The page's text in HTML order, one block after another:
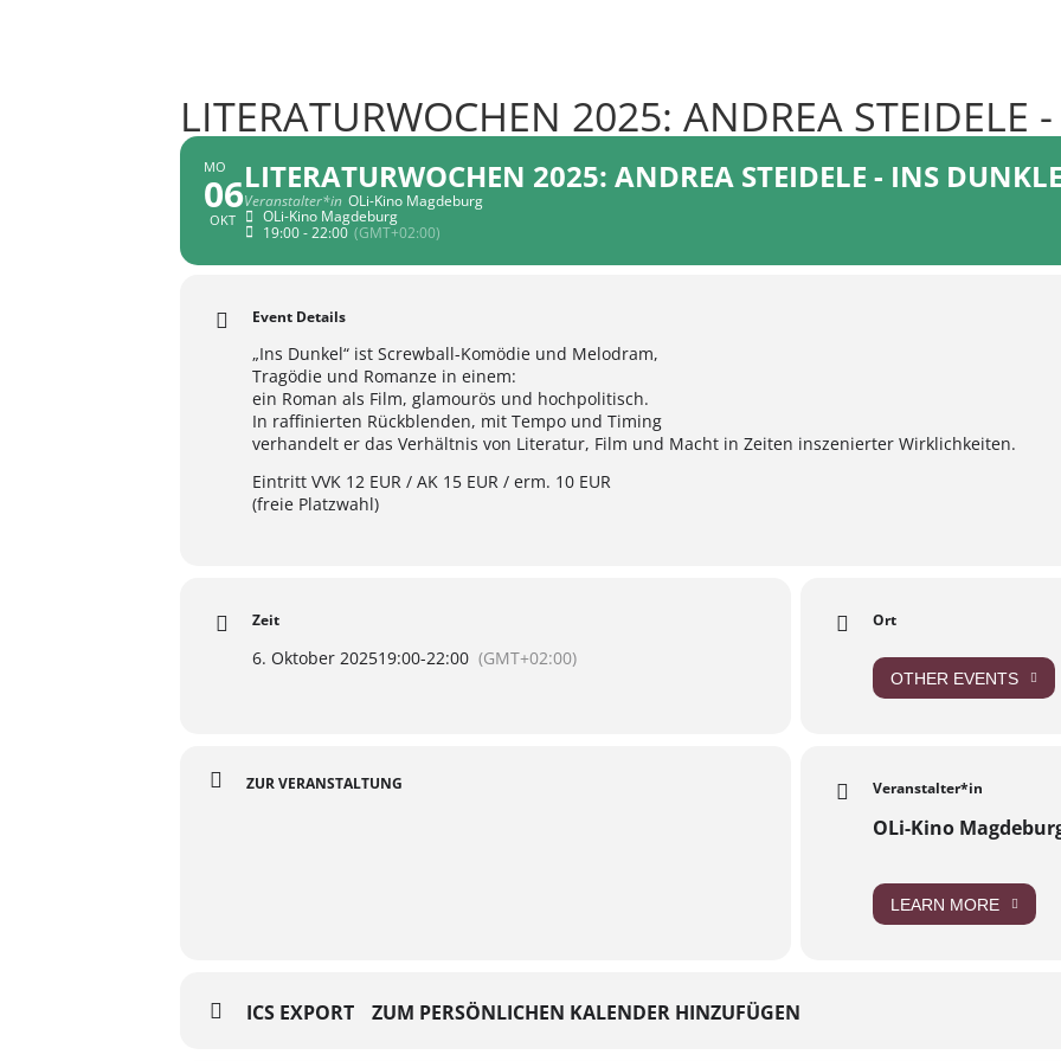
LITERATURWOCHEN 2025: ANDREA STEIDELE
MO
06
OKT
LITERATURWOCHEN 2025: ANDREA STEIDELE - INS
Veranstalter*in OLi-Kino Magdeburg
OLi-Kino Magdeburg
19:00 - 22:00 (GMT+02:00)
Event Details
„Ins Dunkel“ ist Screwball-Komödie und Melodram,
Tragödie und Romanze in einem:
ein Roman als Film, glamourös und hochpolitisch.
In raffinierten Rückblenden, mit Tempo und Timing
verhandelt er das Verhältnis von Literatur, Film und Macht in Zeiten inszenierter Wirklichkeiten.
Eintritt VVK 12 EUR / AK 15 EUR / erm. 10 EUR
(freie Platzwahl)
Zeit
6. Oktober 202519:00-22:00 (GMT+02:00)
Ort
OTHER EVENTS
ZUR VERANSTALTUNG Veranstalter*in
OLi-Kino
LEARN MORE
ICS EXPORT ZUM PERSÖNLICHEN KALENDER HINZUFÜGEN